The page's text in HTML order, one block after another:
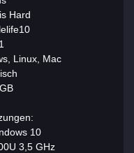
Hard
Linux, Mac
10
3,5 GHz